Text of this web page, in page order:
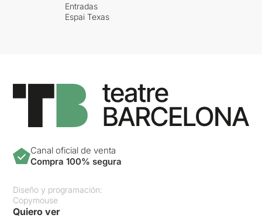
Entradas
Espai Texas
Canal oficial de venta
Compra 100% segura
Diseño y programación:
Copymouse
Quiero ver